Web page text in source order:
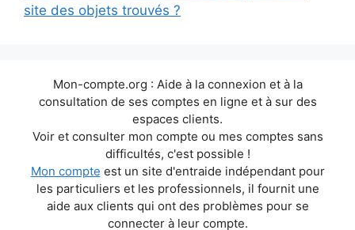
site des objets trouvés ?
Mon-compte.org : Aide à la connexion et à la
consultation de ses comptes en ligne et à sur des
espaces clients.
Voir et consulter mon compte ou mes comptes sans
difficultés, c'est possible !
Mon compte est un site d'entraide indépendant pour
les particuliers et les professionnels, il fournit une
aide aux clients qui ont des problèmes pour se
connecter à leur compte.